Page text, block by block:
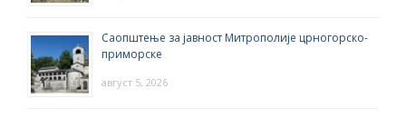
Саопштење за јавност Митрополије црногорско-
приморске
август 5, 2026